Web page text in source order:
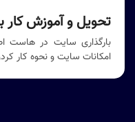
تحویل و آموزش کار
بارگذاری سایت در هاست
امکانات سایت و نحوه کار